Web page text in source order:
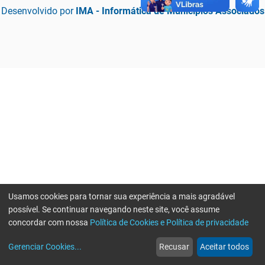
Desenvolvido por IMA - Informática de Municípios Associados
web
Notícias
more_horiz
Mais
Usamos cookies para tornar sua experiência a mais agradável
possível. Se continuar navegando neste site, você assume
concordar com nossa Política de Cookies e Política de privacidade
Gerenciar Cookies... Recusar Aceitar todos
Erro ao enviar informações, por favor tente novamente